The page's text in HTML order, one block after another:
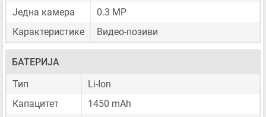
Једна камера
0.3 MP
Карактеристике
Видео-позиви
БАТЕРИЈА
Тип
Li-Ion
Капацитет
1450 mAh